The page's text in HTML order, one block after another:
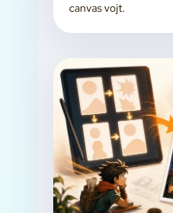
canvas vojt.